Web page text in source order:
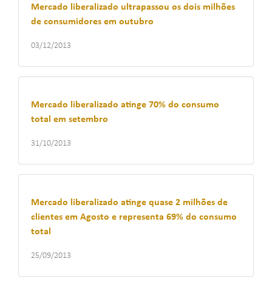
Mercado liberalizado ultrapassou os dois milhões
de consumidores em outubro
03/12/2013
Mercado liberalizado atinge 70% do consumo
total em setembro
31/10/2013
Mercado liberalizado atinge quase 2 milhões de
clientes em Agosto e representa 69% do consumo
total
25/09/2013